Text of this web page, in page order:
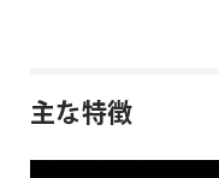
主な特徴